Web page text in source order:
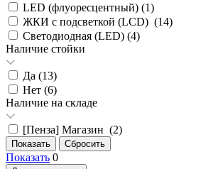
LED (флуоресцентный) (1)
ЖКИ с подсветкой (LCD) (14)
Светодиодная (LED) (4)
Наличие стойки
Да (13)
Нет (6)
Наличие на складе
[Пенза] Магазин (2)
Показать 0